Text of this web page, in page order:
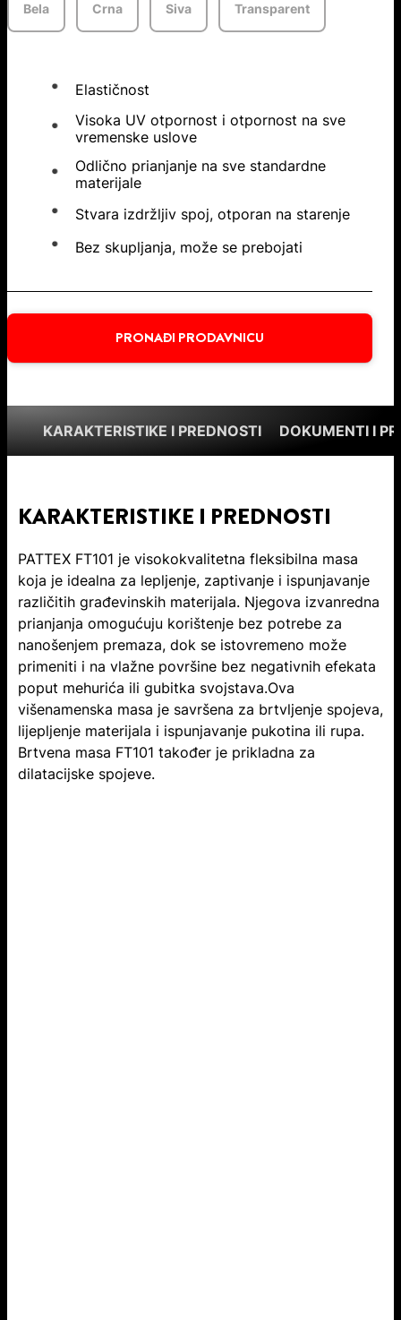
Bela Crna Siva Transparent
Elastičnost
Visoka UV otpornost i otpornost na sve
vremenske uslove
Odlično prianjanje na sve standardne
materijale
Stvara izdržljiv spoj, otporan na starenje
Bez skupljanja, može se prebojati
PRONAĐI PRODAVNICU
KARAKTERISTIKE I PREDNOSTI DOKUMENTI I
KARAKTERISTIKE I PREDNOSTI
PATTEX FT101 je visokokvalitetna fleksibilna masa
koja je idealna za lepljenje, zaptivanje i ispunjavanje
različitih građevinskih materijala. Njegova izvanredna
prianjanja omogućuju korištenje bez potrebe za
nanošenjem premaza, dok se istovremeno može
primeniti i na vlažne površine bez negativnih efekata
poput mehurića ili gubitka svojstava.Ova
višenamenska masa je savršena za brtvljenje spojeva,
lijepljenje materijala i ispunjavanje pukotina ili rupa.
Brtvena masa FT101 također je prikladna za
dilatacijske spojeve.